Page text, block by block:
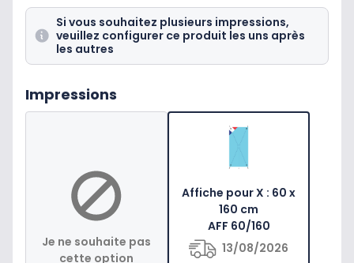
Si vous souhaitez plusieurs impressions,
veuillez configurer ce produit les uns après
les autres
Impressions
Je ne souhaite pas
cette option
Affiche pour X : 60 x
160 cm
AFF 60/160
13/08/2026